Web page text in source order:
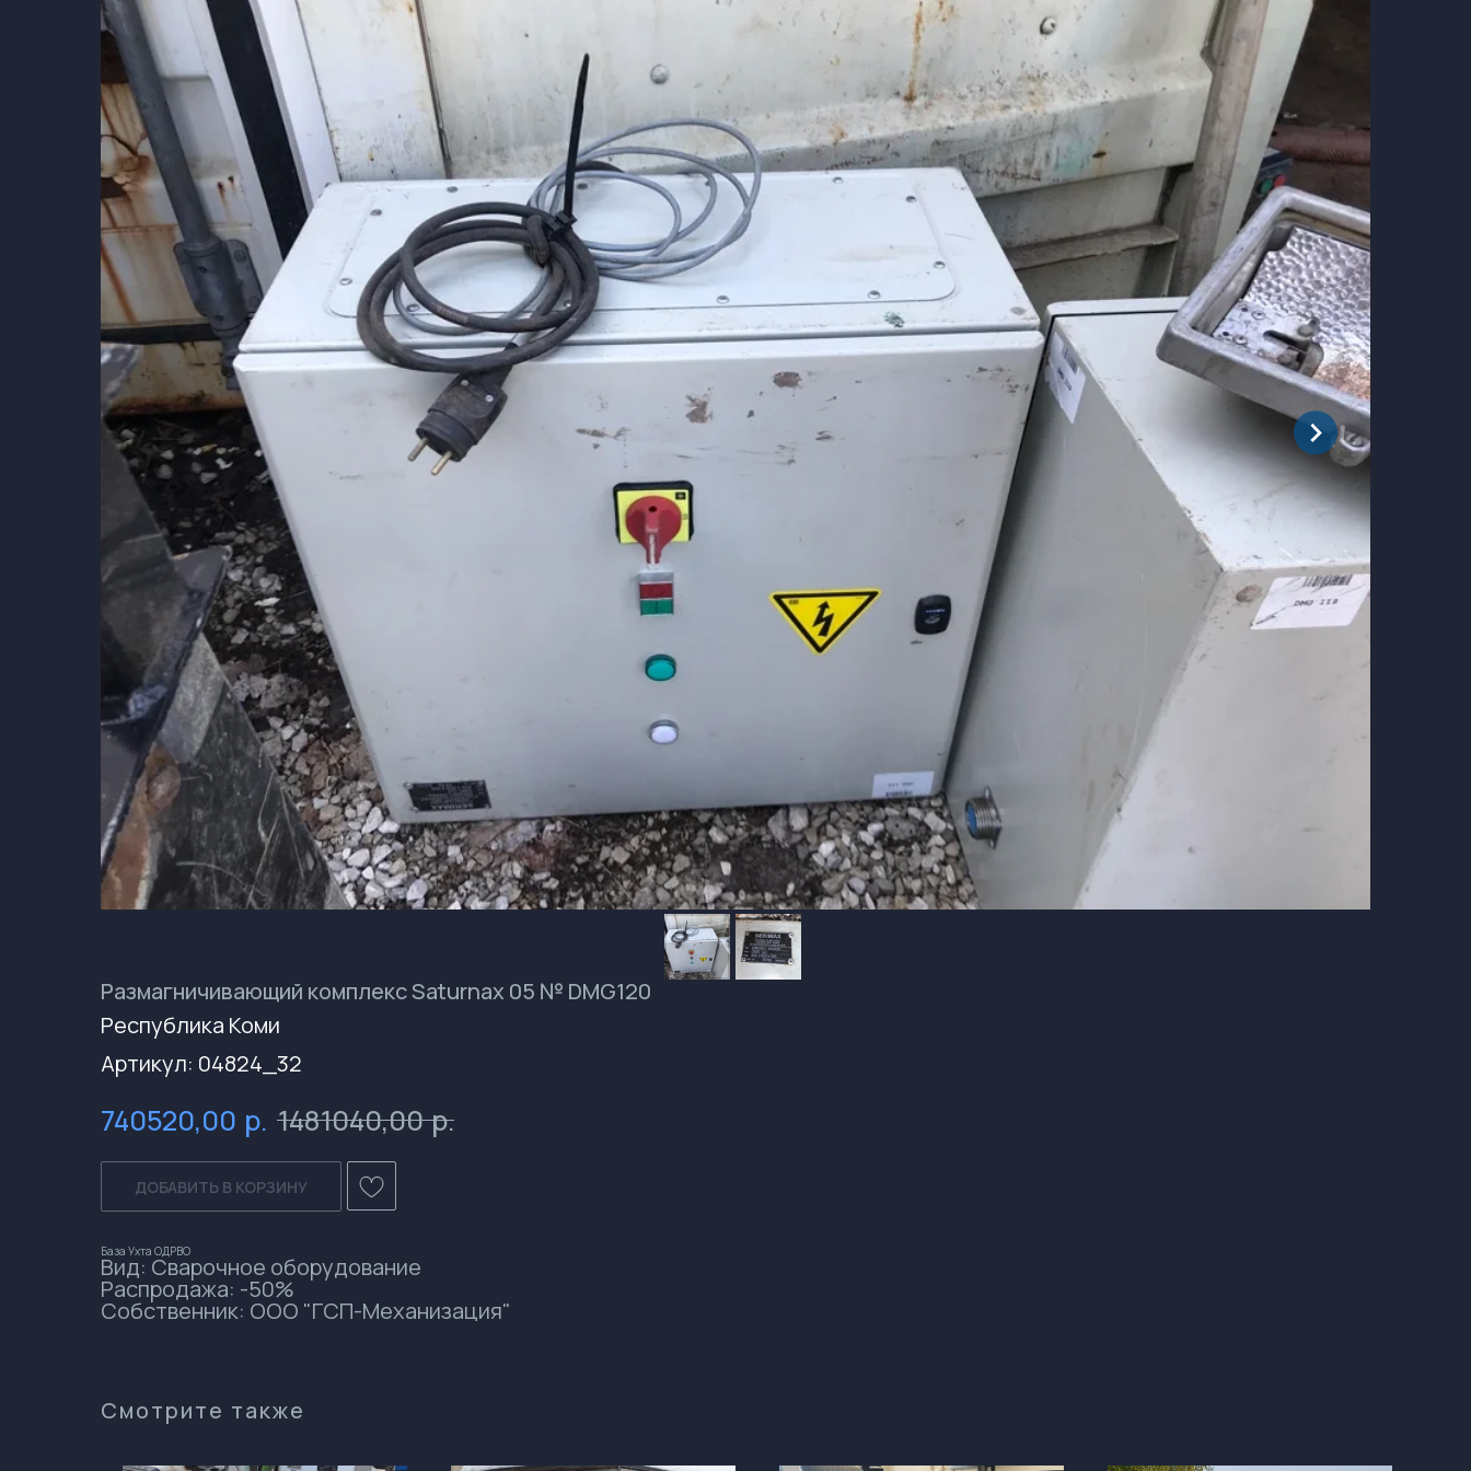
Размагничивающий комплекс Saturnax 05 № DMG120
Республика Коми
Артикул: 04824_32
740520,00 р. 1481040,00 р.
ДОБАВИТЬ В КОРЗИНУ
База Ухта ОДРВО
Вид: Сварочное оборудование
Распродажа: -50%
Собственник: ООО "ГСП-Механизация"
Смотрите также